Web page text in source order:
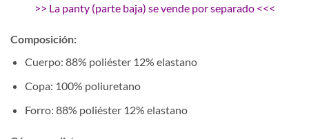
>> La panty (parte baja) se vende por separado <<<
Composición:
Cuerpo: 88% poliéster 12% elastano
Copa: 100% poliuretano
Forro: 88% poliéster 12% elastano